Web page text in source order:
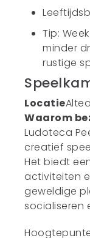
Tip:
minder
rustige
LocatieAltea
Waarom
Ludoteca
creatief
Het biedt
activiteiten
geweldige
socialiseren